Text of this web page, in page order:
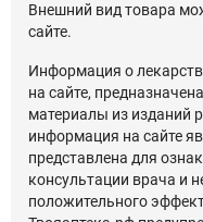
Внешний вид товара
сайте.
Информация о
на сайте,
материалы из изданий
информация на сайте
представлена для
консультации врача и
положительного